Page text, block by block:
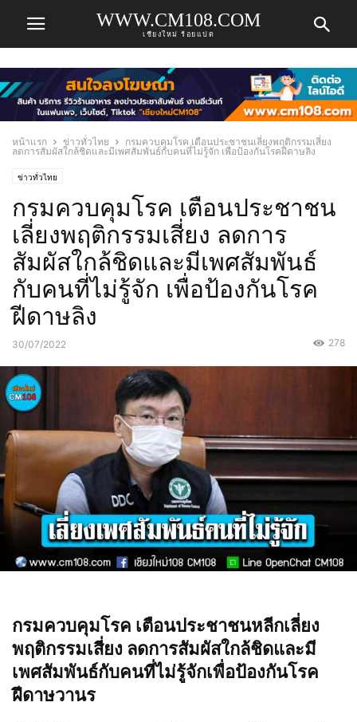
WWW.CM108.COM
เชียงใหม่ ร้อยแปด
หน้าแรก ข่าวทั่วไทย
กรมควบคุมโรค เตือนประชาชนเลี่ยงพฤติกรรมเสี่ยง
ลดการสัมผัสใกล้ชิดและมีเพศสัมพันธ์กับคนที่ไม่รู้จัก เพื่อป้องกันโรคฝีดาษลิง
ข่าวทั่วไทย
กรมควบคุมโรค เตือนประชาชน
เลี่ยงพฤติกรรมเสี่ยง ลดการ
สัมผัสใกล้ชิดและมีเพศสัมพันธ์
กับคนที่ไม่รู้จัก เพื่อป้องกันโรค
ฝีดาษลิง
30/07/2022 278
กรมควบคุมโรค เตือนประชาชนหลีกเลี่ยง
พฤติกรรมเสี่ยง ลดการสัมผัสใกล้ชิดและมี
เพศสัมพันธ์กับคนที่ไม่รู้จักเพื่อป้องกันโรค
ฝีดาษวานร